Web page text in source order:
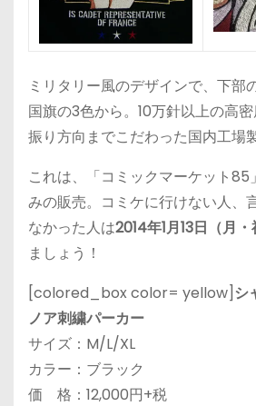
ミリタリー風のデザインで、下部
国旗の3色から。10万針以上の高密
振り方向までこだわった国内工場
これは、「コミックマーケット85
みの販売。コミケに行けない人、
なかった人は2014年1月13日（月
ましょう！
[colored_box color= yellow] シ
ノア刺繍パーカー
サイズ：M/L/XL
カラー：ブラック
価 格：12,000円+税